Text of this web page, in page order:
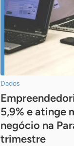
Dados
5,9% e atinge
negócio na
trimestre